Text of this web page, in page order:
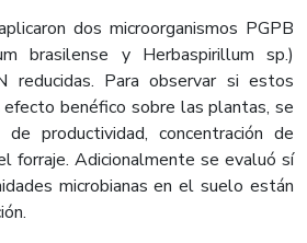
dos microorganismos PGPB
brasilense y Herbaspirillum sp.)
Para observar si estos
efecto benéfico sobre las plantas, se
de productividad, concentración de
forraje. Adicionalmente se evaluó sí
microbianas en el suelo están